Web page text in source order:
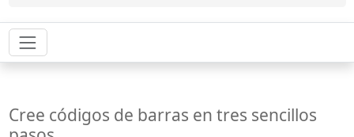
Cree códigos de barras en tres sencillos